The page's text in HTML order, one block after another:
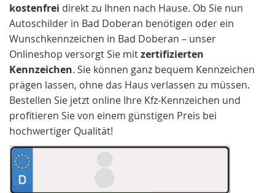
kostenfrei direkt zu Ihnen nach Hause. Ob Sie nun
Autoschilder in Bad Doberan benötigen oder ein
Wunschkennzeichen in Bad Doberan – unser
Onlineshop versorgt Sie mitzertifizierten
Kennzeichen. Sie können ganz bequem Kennzeichen
prägen lassen, ohne das Haus verlassen zu müssen.
Bestellen Sie jetzt online Ihre Kfz-Kennzeichen und
profitieren Sie von einem günstigen Preis bei
hochwertiger Qualität!